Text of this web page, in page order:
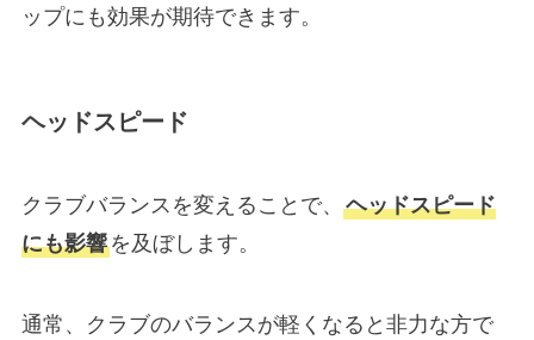
ップにも効果が期待できます。
ヘッドスピード
クラブバランスを変えることで、 ヘッドスピード
にも影響を及ぼします。
通常、クラブのバランスが軽くなると非力な方で